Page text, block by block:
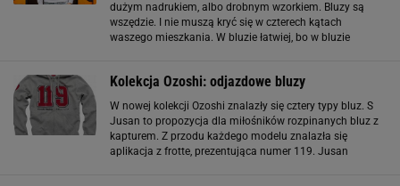
dużym nadrukiem, albo drobnym wzorkiem. Bluzy są
wszędzie. I nie muszą kryć się w czterech kątach
waszego mieszkania. W bluzie łatwiej, bo w bluzie
Kolekcja Ozoshi: odjazdowe bluzy
W nowej kolekcji Ozoshi znalazły się cztery typy bluz. S
Jusan to propozycja dla miłośników rozpinanych bluz z
kapturem. Z przodu każdego modelu znalazła się
aplikacja z frotte, prezentująca numer 119. Jusan